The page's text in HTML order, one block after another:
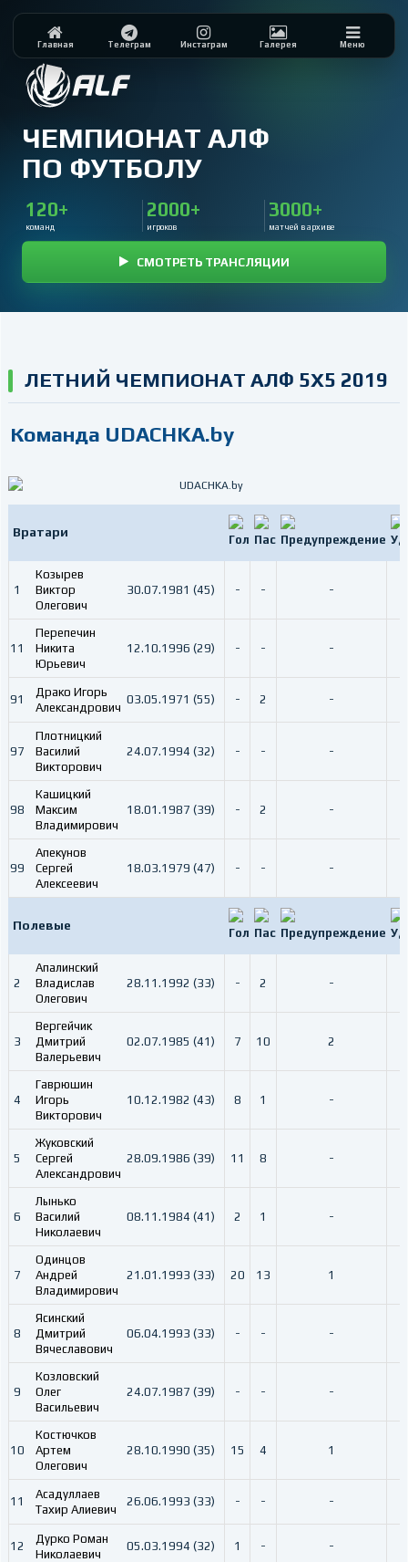
ЧЕМПИОНАТ АЛФ
ПО ФУТБОЛУ
120+
команд
2000+
игроков
3000+
матчей в архиве
СМОТРЕТЬ ТРАНСЛЯЦИИ
Главная Телеграм Инстаграм Галерея Меню
ЛЕТНИЙ ЧЕМПИОНАТ АЛФ 5Х5 2019
Команда UDACHKA.by
Вратари
1
Козырев
Виктор
Олегович
30.07.1981 (45) - - -
11
Перепечин
Никита
Юрьевич
12.10.1996 (29) - - -
91
Драко Игорь
Александрович
03.05.1971 (55) - 2 -
97
Плотницкий
Василий
Викторович
24.07.1994 (32) - - -
98
Кашицкий
Максим
Владимирович
18.01.1987 (39) - 2 -
99
Апекунов
Сергей
Алексеевич
18.03.1979 (47) - - -
Полевые
2
Апалинский
Владислав
Олегович
28.11.1992 (33) - 2 -
3
Вергейчик
Дмитрий
Валерьевич
02.07.1985 (41) 7 10 2
4
Гаврюшин
Игорь
Викторович
10.12.1982 (43) 8 1 -
5
Жуковский
Сергей
Александрович
28.09.1986 (39) 11 8 -
6
Лынько
Василий
Николаевич
08.11.1984 (41) 2 1 -
7
Одинцов
Андрей
Владимирович
21.01.1993 (33) 20 13 1
8
Ясинский
Дмитрий
Вячеславович
06.04.1993 (33) - - -
9
Козловский
Олег
Васильевич
24.07.1987 (39) - - -
10
Костючков
Артем
Олегович
28.10.1990 (35) 15 4 1
11
Асадуллаев
Тахир Алиевич
26.06.1993 (33) - - -
12
Дурко Роман
Николаевич
05.03.1994 (32) 1 - -